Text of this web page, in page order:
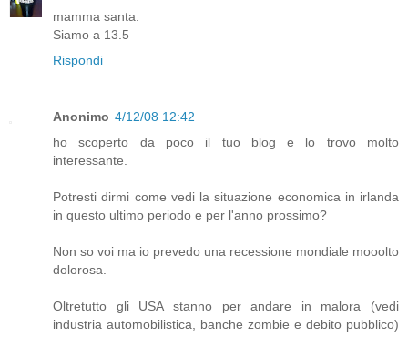
mamma santa.
Siamo a 13.5
Rispondi
Anonimo 4/12/08 12:42
ho scoperto da poco il tuo blog e lo trovo molto
interessante.
Potresti dirmi come vedi la situazione economica in irlanda
in questo ultimo periodo e per l'anno prossimo?
Non so voi ma io prevedo una recessione mondiale mooolto
dolorosa.
Oltretutto gli USA stanno per andare in malora (vedi
industria automobilistica, banche zombie e debito pubblico)